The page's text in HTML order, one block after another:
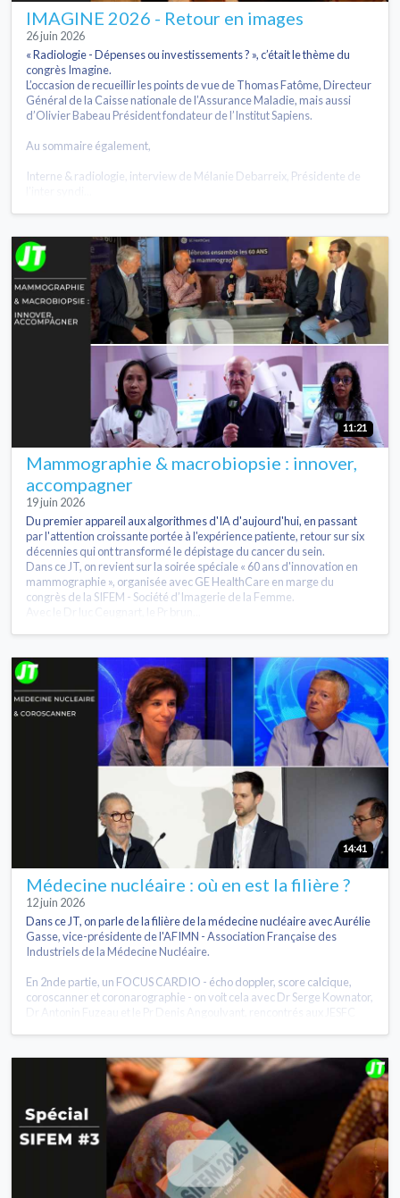
IMAGINE 2026 - Retour en images
26 juin 2026
« Radiologie - Dépenses ou investissements ? », c’était le thème du
congrès Imagine.
L’occasion de recueillir les points de vue de Thomas Fatôme, Directeur
Général de la Caisse nationale de l’Assurance Maladie, mais aussi
d’Olivier Babeau Président fondateur de l’Institut Sapiens.
Au sommaire également,
Interne & radiologie, interview de Mélanie Debarreix, Présidente de
11:21
Mammographie & macrobiopsie : innover,
accompagner
19 juin 2026
Du premier appareil aux algorithmes d'IA d'aujourd'hui, en passant
par l'attention croissante portée à l'expérience patiente, retour sur six
décennies qui ont transformé le dépistage du cancer du sein.
Dans ce JT, on revient sur la soirée spéciale « 60 ans d'innovation en
mammographie », organisée avec GE HealthCare en marge du
congrès de la SIFEM - Société d’Imagerie de la Femme.
Avec le Dr luc Ceugnart, le Pr brun...
14:41
Médecine nucléaire : où en est la filière ?
12 juin 2026
Dans ce JT, on parle de la filière de la médecine nucléaire avec Aurélie
Gasse, vice-présidente de l'AFIMN - Association Française des
Industriels de la Médecine Nucléaire.
En 2nde partie, un FOCUS CARDIO - écho doppler, score calcique,
coroscanner et coronarographie - on voit cela avec Dr Serge Kownator,
Dr Antonin Fuzeau et le Pr Denis Angoulvant, rencontrés aux JESFC